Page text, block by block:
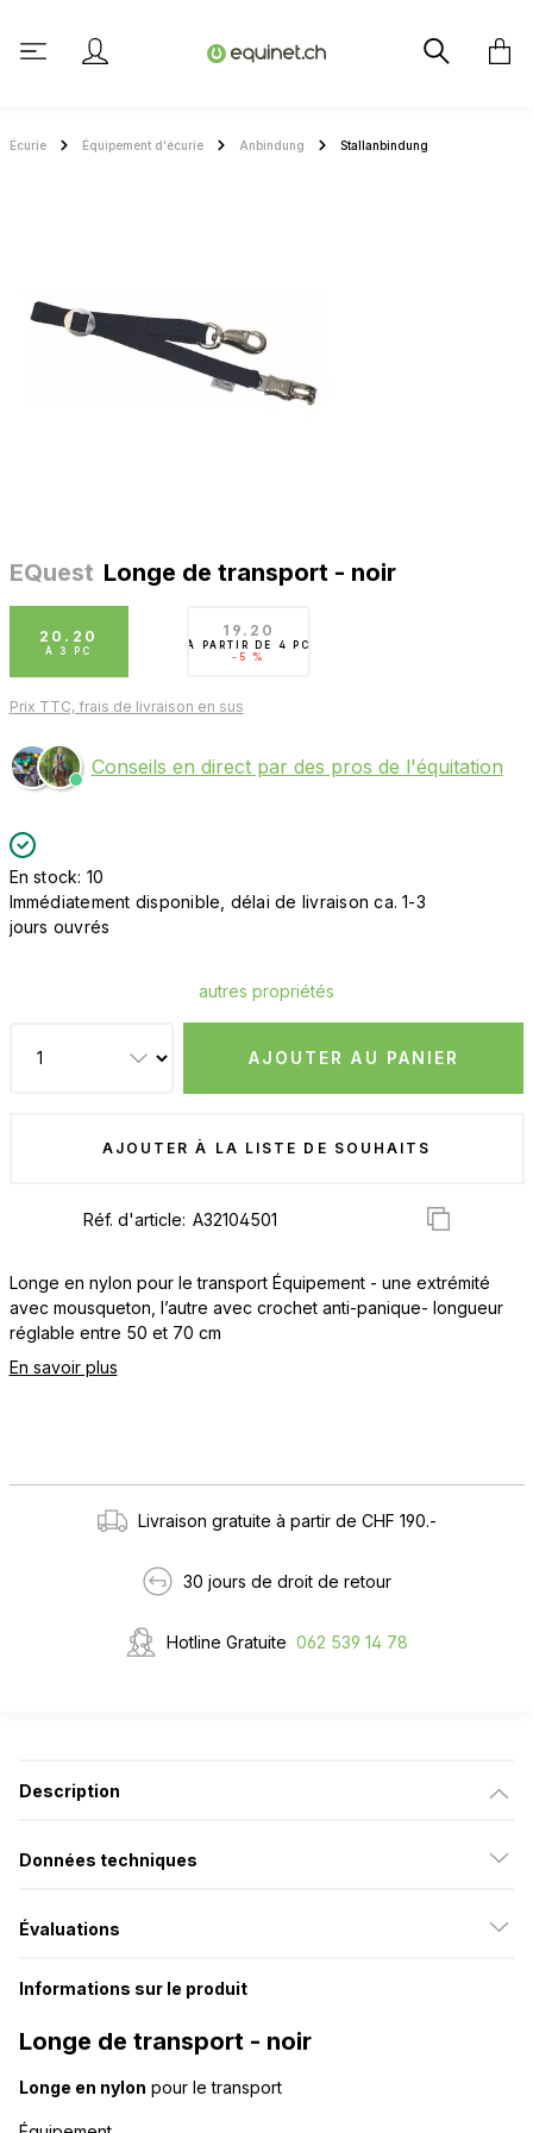
Écurie Équipement d'écurie Anbindung Stallanbindung
EQuest Longe de transport - noir
20.20
À3 PC
19.20
À PARTIR DE 4 PC
-5 %
Prix TTC, frais de livraison en sus
Conseils en direct par des pros de l'équitation
En stock: 10
Immédiatement disponible, délai de livraison ca. 1-3
jours ouvrés
autres propriétés
AJOUTER AU PANIER
AJOUTER À LA LISTE DE SOUHAITS
Réf. d'article:
Longe en nylon pour le transport Équipement - une extrémité
avec mousqueton, l’autre avec crochet anti-panique- longueur
réglable entre 50 et 70 cm
En savoir plus
Livraison gratuite à partir de CHF 190.-
30 jours de droit de retour
Hotline Gratuite 062 539 14 78
Description
Données techniques
Évaluations
Informations sur le produit
Longe de transport - noir
Longe en nylon pour le transport